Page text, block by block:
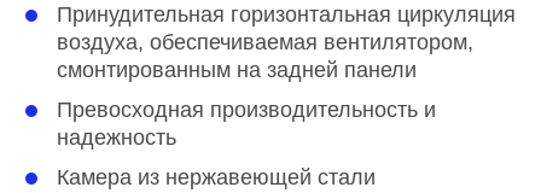
Принудительная горизонтальная циркуляция
воздуха, обеспечиваемая вентилятором,
смонтированным на задней панели
Превосходная производительность и
надежность
Камера из нержавеющей стали